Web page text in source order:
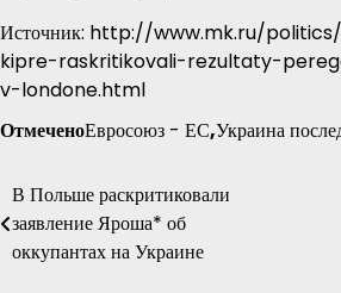
Источник: http://www.mk.ru/
kipre-raskritikovali-rezultaty-
v-londone.html
ОтмеченоЕвросоюз - ЕС,Украина
Навигация
по
В Польше раскритиковали
заявление Яроша* об
оккупантах на Украине